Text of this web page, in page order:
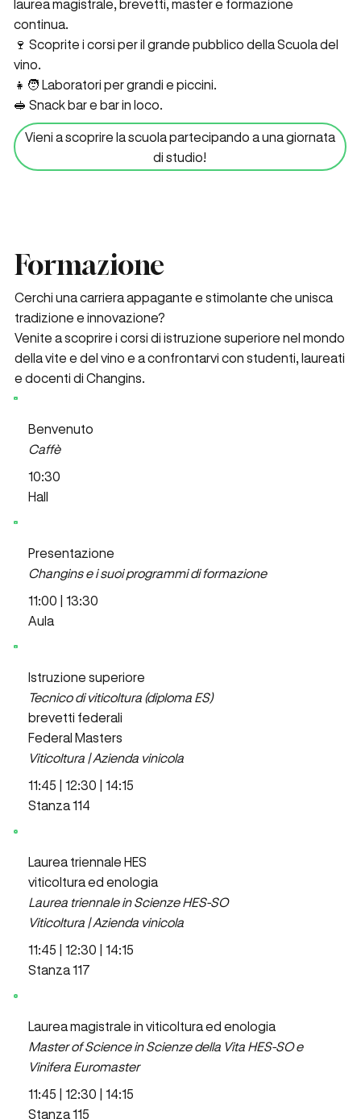
Formazione
Cerchi una carriera appagante e stimolante che unisca
tradizione e innovazione?
Venite a scoprire i corsi di istruzione superiore nel mondo
della vite e del vino e a confrontarvi con studenti, laureati
e docenti di Changins.
Benvenuto
Caffè
10:30
Hall
Presentazione
Changins e i suoi programmi di formazione
11:00 | 13:30
Aula
Istruzione superiore
Tecnico di viticoltura (diploma ES)
brevetti federali
Federal Masters
Viticoltura | Azienda vinicola
11:45 | 12:30 | 14:15
Stanza 114
Laurea triennale HES
viticoltura ed enologia
Laurea triennale in Scienze HES-SO
Viticoltura | Azienda vinicola
11:45 | 12:30 | 14:15
Stanza 117
Laurea magistrale in viticoltura ed enologia
Master of Science in Scienze della Vita HES-SO e
Vinifera Euromaster
11:45 | 12:30 | 14:15
Stanza 115
laurea magistrale, brevetti, master e formazione
continua.
🍷 Scoprite i corsi per il grande pubblico della Scuola del
vino.
👧🧑 Laboratori per grandi e piccini.
🥪 Snack bar e bar in loco.
Vieni a scoprire la scuola partecipando a una giornata
di studio!